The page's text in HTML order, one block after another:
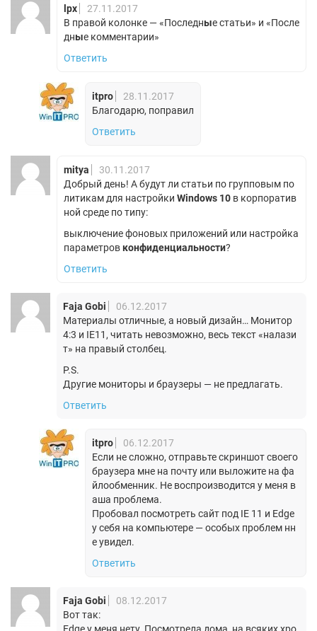
lpx
27.11.2017
В правой колонке — «Последные статьи» и «После
дные комментарии»
Ответить
itpro
28.11.2017
Благодарю, поправил
Ответить
mitya
30.11.2017
Добрый день! А будут ли статьи по групповым по
литикам для настройки Windows 10 в корпоратив
ной среде по типу:
выключение фоновых приложений или настройка
параметров конфиденциальности?
Ответить
Faja Gobi
06.12.2017
Материалы отличные, а новый дизайн… Монитор
4:3 и IE11, читать невозможно, весь текст «налази
т» на правый столбец.
P.S.
Другие мониторы и браузеры — не предлагать.
Ответить
itpro
06.12.2017
Если не сложно, отправьте скриншот своего
браузера мне на почту или выложите на фа
йлообменник. Не воспроизводится у меня в
аша проблема.
Пробовал посмотреть сайт под IE 11 и Edge
у себя на компьютере — особых проблем нн
е увидел.
Ответить
Faja Gobi
08.12.2017
Вот так: